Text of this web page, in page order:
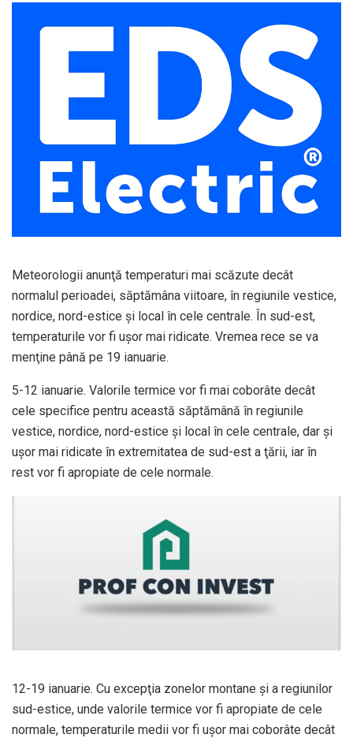
Meteorologii anunţă temperaturi mai scăzute decât
normalul perioadei, săptămâna viitoare, în regiunile vestice,
nordice, nord-estice şi local în cele centrale. În sud-est,
temperaturile vor fi uşor mai ridicate. Vremea rece se va
menţine până pe 19 ianuarie.
5-12 ianuarie. Valorile termice vor fi mai coborâte decât
cele specifice pentru această săptămână în regiunile
vestice, nordice, nord-estice şi local în cele centrale, dar şi
uşor mai ridicate în extremitatea de sud-est a ţării, iar în
rest vor fi apropiate de cele normale.
12-19 ianuarie. Cu excepţia zonelor montane şi a regiunilor
sud-estice, unde valorile termice vor fi apropiate de cele
normale, temperaturile medii vor fi uşor mai coborâte decât